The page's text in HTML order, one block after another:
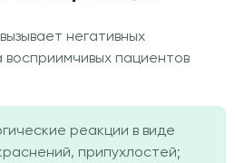
негативных
пациентов
реакции в виде
припухлостей;